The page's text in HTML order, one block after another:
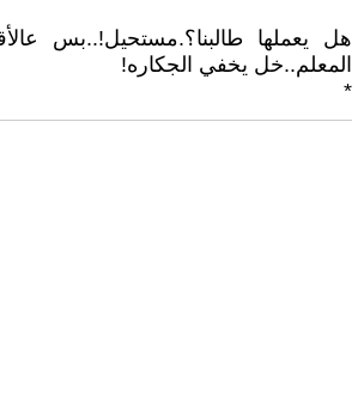
هل يعملها طالبنا؟.مستحيل!..بس
المعلم..خل يخفي الجكاره!
*